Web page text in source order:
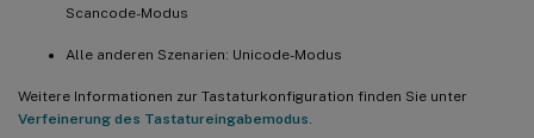
Scancode-Modus
Alle anderen Szenarien: Unicode-Modus
Weitere Informationen zur Tastaturkonfiguration finden Sie unter
Verfeinerung des Tastatureingabemodus